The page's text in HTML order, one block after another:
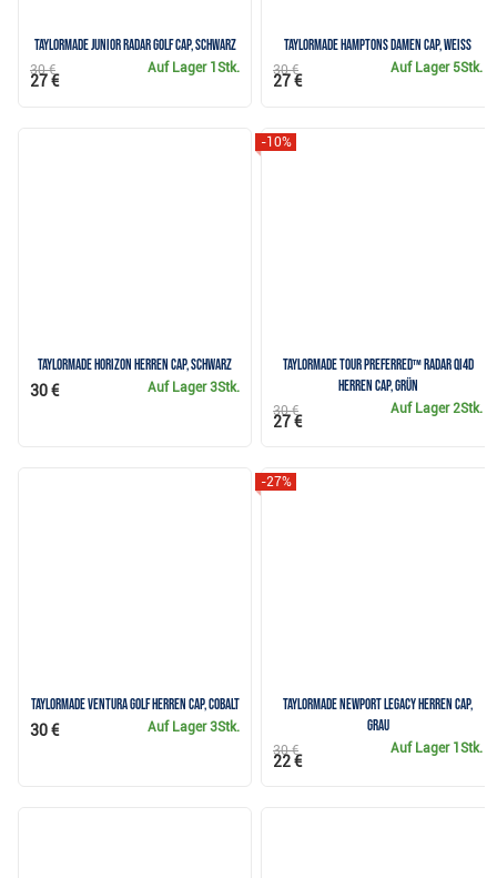
TaylorMade Junior Radar Golf Cap, schwarz
Auf Lager 1Stk.
30 €
27 €
TaylorMade Hamptons Damen Cap, weiss
Auf Lager 5Stk.
30 €
27 €
TaylorMade Horizon Herren Cap, schwarz
Auf Lager3Stk.
30 €
TaylorMade Tour Preferred™ Radar Qi4D
Herren Cap, grün
-10%
Auf Lager 2Stk.
30 €
27 €
TaylorMade Ventura Golf Herren Cap, cobalt
Auf Lager3Stk.
30 €
TaylorMade Newport Legacy Herren Cap,
grau
-27%
Auf Lager 1Stk.
30 €
22 €